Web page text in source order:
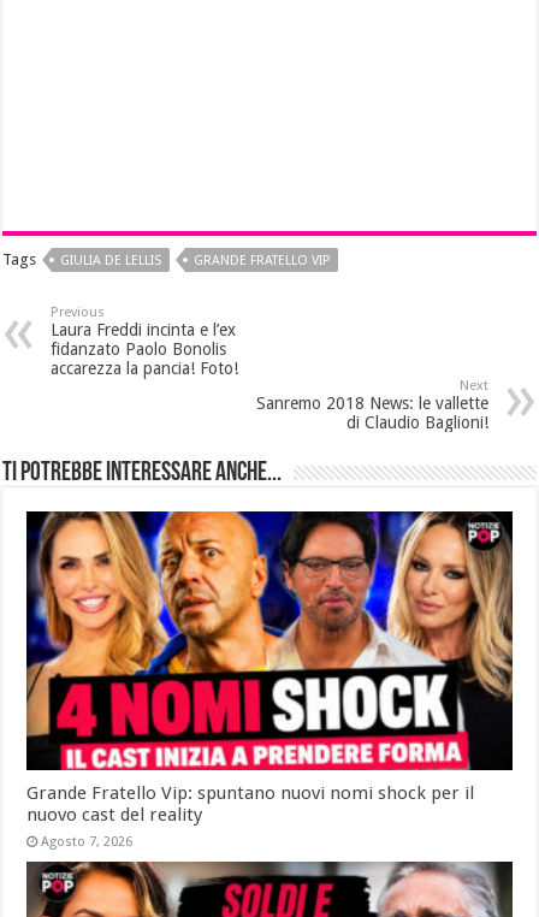
Tags GIULIA DE LELLIS GRANDE FRATELLO VIP
Previous
Laura Freddi incinta e l’ex
fidanzato Paolo Bonolis
accarezza la pancia! Foto!
Next
Sanremo 2018 News: le vallette
di Claudio Baglioni!
Ti potrebbe interessare anche...
Grande Fratello Vip: spuntano nuovi nomi shock per il
nuovo cast del reality
Agosto 7, 2026